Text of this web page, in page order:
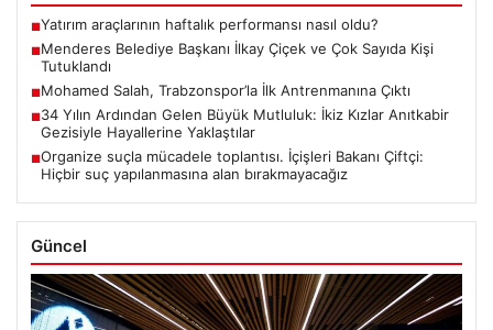
■Yatırım araçlarının haftalık performansı nasıl oldu?
■Menderes Belediye Başkanı İlkay Çiçek ve Çok Sayıda Kişi
Tutuklandı
■Mohamed Salah, Trabzonspor’la İlk Antrenmanına Çıktı
■34 Yılın Ardından Gelen Büyük Mutluluk: İkiz Kızlar Anıtkabir
Gezisiyle Hayallerine Yaklaştılar
■Organize suçla mücadele toplantısı. İçişleri Bakanı Çiftçi:
Hiçbir suç yapılanmasına alan bırakmayacağız
Güncel